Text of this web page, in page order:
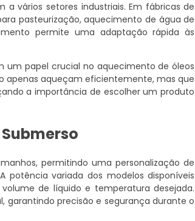
a vários setores industriais. Em fábricas de
pasteurização, aquecimento de água de
permite uma adaptação rápida às
um papel crucial no aquecimento de óleos
apenas aqueçam eficientemente, mas que
a importância de escolher um produto
permitindo uma personalização de
variada dos modelos disponíveis
de líquido e temperatura desejada.
garantindo precisão e segurança durante o